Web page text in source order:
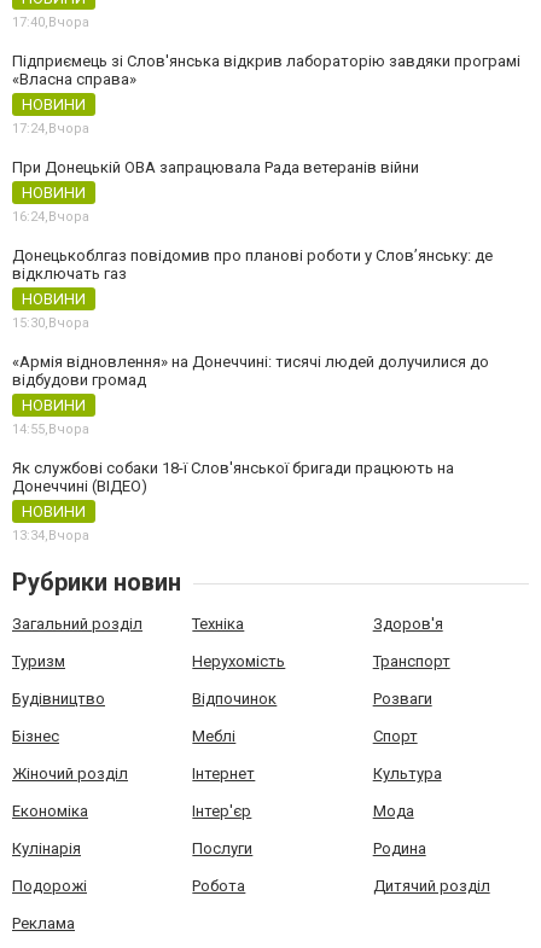
17:40,Вчора
Підприємець зі Слов'янська відкрив лабораторію завдяки програмі
«Власна справа»
НОВИНИ
17:24,Вчора
При Донецькій ОВА запрацювала Рада ветеранів війни
НОВИНИ
16:24,Вчора
Донецькоблгаз повідомив про планові роботи у Слов’янську: де
відключать газ
НОВИНИ
15:30,Вчора
«Армія відновлення» на Донеччині: тисячі людей долучилися до
відбудови громад
НОВИНИ
14:55,Вчора
Як службові собаки 18-ї Слов'янської бригади працюють на
Донеччині (ВІДЕО)
НОВИНИ
13:34,Вчора
Рубрики новин
Загальний розділ Техніка Здоров'я
Туризм Нерухомість Транспорт
Будівництво Відпочинок Розваги
Бізнес Меблі Спорт
Жіночий розділ Інтернет Культура
Економіка Інтер'єр Мода
Кулінарія Послуги Родина
Подорожі Робота Дитячий розділ
Реклама